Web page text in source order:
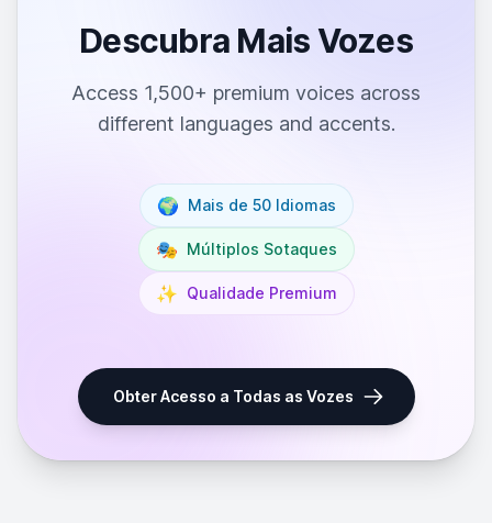
Descubra Mais Vozes
Access 1,500+ premium voices across
different languages and accents.
🌍 Mais de 50 Idiomas
🎭 Múltiplos Sotaques
✨ Qualidade Premium
Obter Acesso a Todas as Vozes